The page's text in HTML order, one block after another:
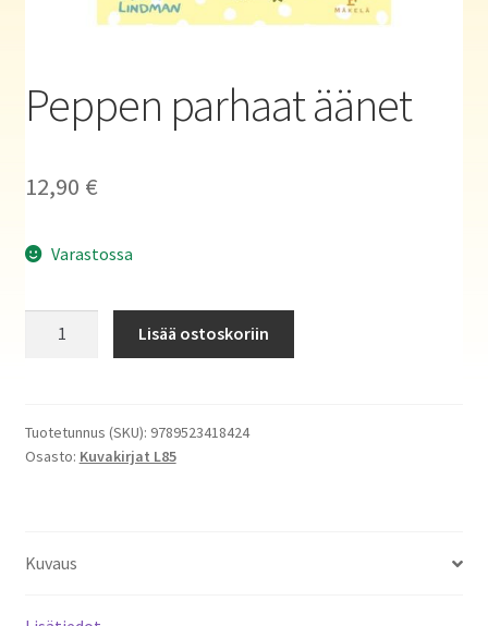
Haluatko kirjailijaksi?
Peppen parhaat äänet
12,90 €
Varastossa
Lisää ostoskoriin
Tuotetunnus (SKU): 9789523418424
Osasto: Kuvakirjat L85
Kuvaus